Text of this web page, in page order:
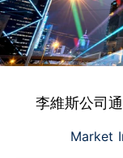
李維斯公司
Market